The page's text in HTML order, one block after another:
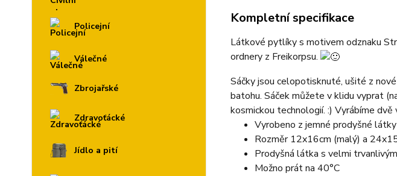
Policejní
Válečné
Zbrojařské
Zdravoťácké
Jídlo a pití
Kompletní specifikace
Látkové pytlíky s motivem odznaku
ordnery z Freikorpsu.
Sáčky jsou celopotisknuté, ušité z
batohu. Sáček můžete v klidu vyprat
kosmickou technologií. :) Vyrábíme
Vyrobeno z jemné prodyšné
Rozměr 12x16cm (malý) a
Prodyšná látka s velmi
Možno prát na 40°C